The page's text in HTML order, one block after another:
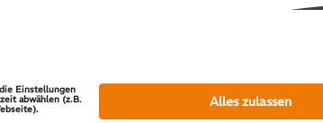
Einstellungen
abwählen (z.B.
Alles zulassen